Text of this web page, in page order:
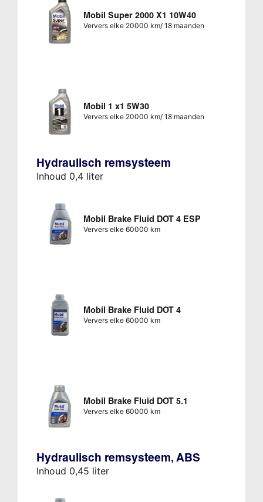
Mobil Super 2000 X1 10W40
Ververs elke 20000 km/ 18 maanden
Mobil 1 x1 5W30
Ververs elke 20000 km/ 18 maanden
Hydraulisch remsysteem
Inhoud 0,4 liter
Mobil Brake Fluid DOT 4 ESP
Ververs elke 60000 km
Mobil Brake Fluid DOT 4
Ververs elke 60000 km
Mobil Brake Fluid DOT 5.1
Ververs elke 60000 km
Hydraulisch remsysteem, ABS
Inhoud 0,45 liter